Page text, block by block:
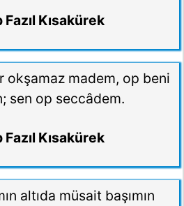
Fazıl Kısakürek
okşamaz madem, op beni
sen op seccâdem.
Fazıl Kısakürek
altıda müsait başımın